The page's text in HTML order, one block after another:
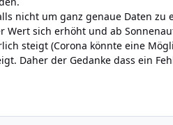
nicht um ganz genaue Daten
Wert sich erhöht und ab
steigt (Corona könnte eine
Daher der Gedanke dass ein